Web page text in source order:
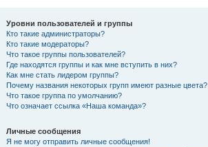
Уровни пользователей и группы
Кто такие администраторы?
Кто такие модераторы?
Что такое группы пользователей?
Где находятся группы и как мне вступить в них?
Как мне стать лидером группы?
Почему названия некоторых групп имеют разные цвета?
Что такое группа по умолчанию?
Что означает ссылка «Наша команда»?
Личные сообщения
Я не могу отправить личные сообщения!